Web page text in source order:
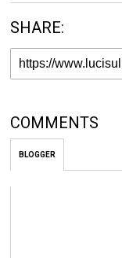
SHARE:
COMMENTS
BLOGGER